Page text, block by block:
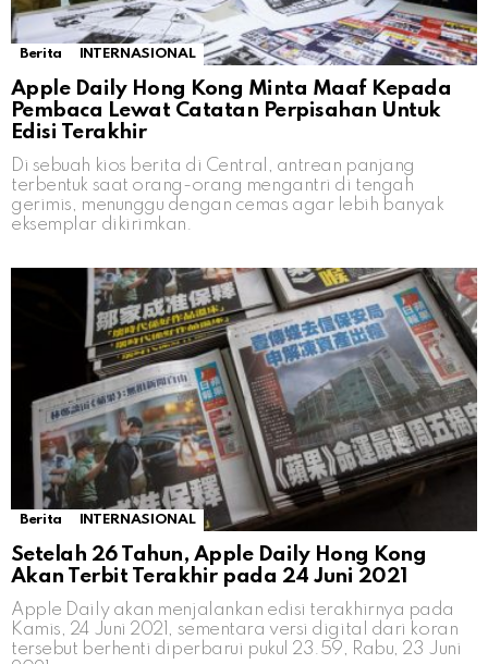
Berita INTERNASIONAL
Apple Daily Hong Kong Minta Maaf Kepada
Pembaca Lewat Catatan Perpisahan Untuk
Edisi Terakhir
Di sebuah kios berita di Central, antrean panjang
terbentuk saat orang-orang mengantri di tengah
gerimis, menunggu dengan cemas agar lebih banyak
eksemplar dikirimkan.
Berita INTERNASIONAL
Setelah 26 Tahun, Apple Daily Hong Kong
Akan Terbit Terakhir pada 24 Juni 2021
Apple Daily akan menjalankan edisi terakhirnya pada
Kamis, 24 Juni 2021, sementara versi digital dari koran
tersebut berhenti diperbarui pukul 23.59, Rabu, 23 Juni